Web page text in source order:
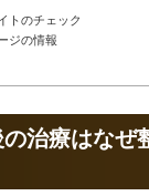
トのチェック
ジの情報
治療はなぜ